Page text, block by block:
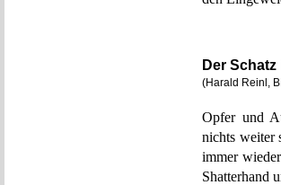
Der
(Harald Reinl,
Opfer und
nichts weiter
immer
Shatterhand